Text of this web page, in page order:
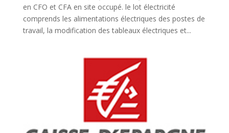
en CFO et CFA en site occupé. le lot électricité
comprends les alimentations électriques des postes de
travail, la modification des tableaux électriques et...